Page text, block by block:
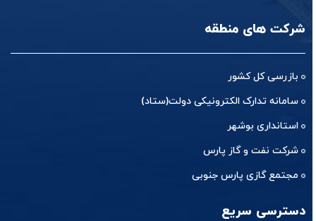
شرکت های منطقه
بازرسی کل کشور
سامانه تدارک الکترونیکی دولت(ستاد)
استانداری بوشهر
شرکت نفت و گاز پارس
مجتمع گازی پارس جنوبی
دسترسی سریع